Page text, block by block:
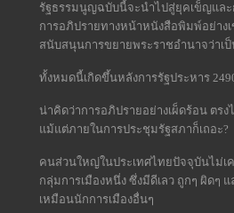
รัฐธรรมนูญฉบับนี้จะนำไปสู่ยุคเข็ญและ
การอภิปรายทางหน้าหนังสือพิมพ์อย่าง
สนับสนุนการขยายพระราชอำนาจว่าเ
ทั้งหมดนี้เกิดขึ้นหลังการรัฐประหาร
น่าคิดว่าการอภิปรายอย่างเผ็ดร้อน ตร
แม้แต่ภายในการประชุมรัฐสภาก็เถอะ?
คนส่วนใหญ่ในประเทศไทยปัจจุบันไม่
กลุ่มการเมืองหนึ่ง ซึ่งมีดีเลว ถูกๆ ผิดๆ
เหมือนนักการเมืองอื่นๆ